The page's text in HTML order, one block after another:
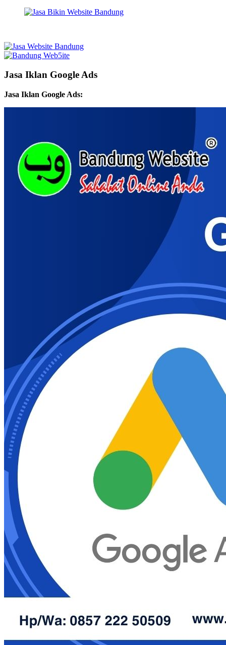
Jasa Iklan Google Ads
Jasa Iklan Google Ads: